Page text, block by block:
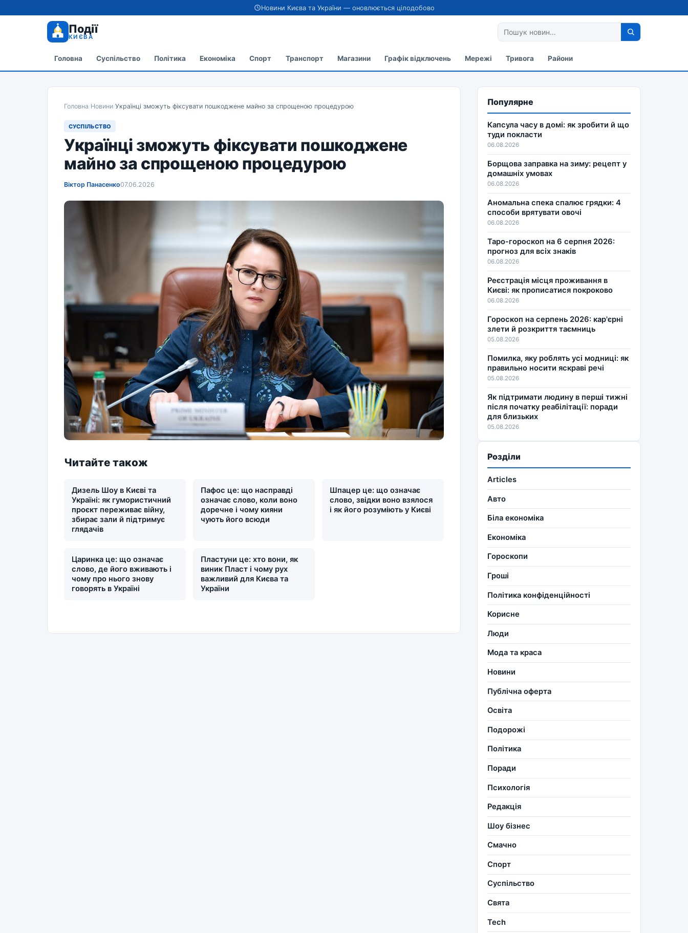
Новини Києва та України — оновлюється цілодобово
Події
КИЄВА
Головна Суспільство Політика Економіка Спорт Транспорт Магазини Графік відключень Мережі Тривога Райони
Головна/Новини/Українці зможуть фіксувати пошкоджене майно за спрощеною процедурою
СУСПІЛЬСТВО
Українці зможуть фіксувати пошкоджене
майно за спрощеною процедурою
Віктор Панасенко07.06.2026
Читайте також
Дизель Шоу в Києві та
Україні: як гумористичний
проєкт переживає війну,
збирає зали й підтримує
глядачів
Пафос це: що насправді
означає слово, коли воно
доречне і чому кияни
чують його всюди
Шпацер це: що означає
слово, звідки воно взялося
і як його розуміють у Києві
Царинка це: що означає
слово, де його вживають і
чому про нього знову
говорять в Україні
Пластуни це: хто вони, як
виник Пласт і чому рух
важливий для Києва та
України
Популярне
Капсула часу в домі: як зробити й що
туди покласти
06.08.2026
Борщова заправка на зиму: рецепт у
домашніх умовах
06.08.2026
Аномальна спека спалює грядки: 4
способи врятувати овочі
06.08.2026
Таро-гороскоп на 6 серпня 2026:
прогноз для всіх знаків
06.08.2026
Реєстрація місця проживання в
Києві: як прописатися покроково
06.08.2026
Гороскоп на серпень 2026: кар'єрні
злети й розкриття таємниць
05.08.2026
Помилка, яку роблять усі модниці: як
правильно носити яскраві речі
05.08.2026
Як підтримати людину в перші тижні
після початку реабілітації: поради
для близьких
05.08.2026
Розділи
Articles
Авто
Біла економіка
Економіка
Гороскопи
Гроші
Політика конфіденційності
Корисне
Люди
Мода та краса
Новини
Публічна оферта
Освіта
Подорожі
Політика
Поради
Психологія
Редакція
Шоу бізнес
Смачно
Спорт
Суспільство
Свята
Tech